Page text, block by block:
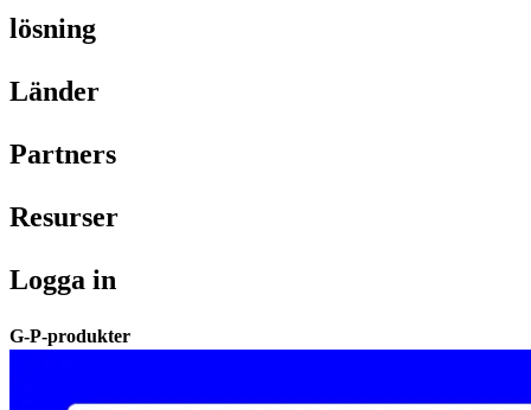
lösning​​
Länder​​
Partners​​
Resurser​​
Logga in​​
G-P-produkter​​